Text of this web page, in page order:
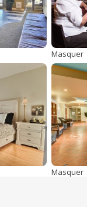
Masquer
Masquer